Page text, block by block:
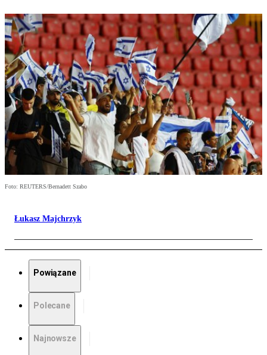
Foto: REUTERS/Bernadett Szabo
Łukasz Majchrzyk
Powiązane
Polecane
Najnowsze